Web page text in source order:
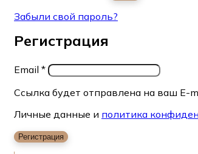
Забыли свой пароль?
Регистрация
Email *
Ссылка будет отправлена на ваш E-
Личные данные и политика
Регистрация